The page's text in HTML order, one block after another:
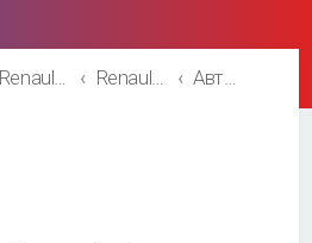
Renault Fluence Renault Fluence Автозвук